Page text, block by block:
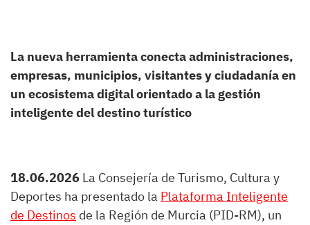
La nueva herramienta conecta administraciones,
empresas, municipios, visitantes y ciudadanía en
un ecosistema digital orientado a la gestión
inteligente del destino turístico
18.06.2026 La Consejería de Turismo, Cultura y
Deportes ha presentado la Plataforma Inteligente
de Destinos de la Región de Murcia (PID-RM), un